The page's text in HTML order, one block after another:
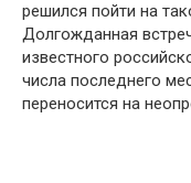
решился пойти нa
Долгожданная
известного
числa последнего
переносится на